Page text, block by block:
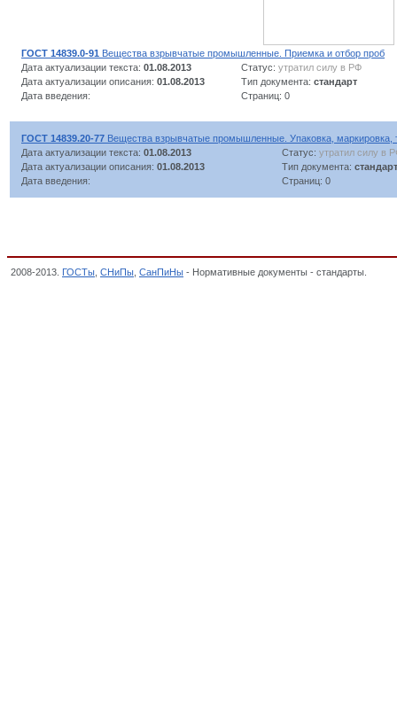
ГОСТ 14839.0-91 Вещества взрывчатые промышленные. Приемка и отбор проб
Дата актуализации текста: 01.08.2013 Статус: утратил силу в РФ
Дата актуализации описания: 01.08.2013 Тип документа: стандарт
Дата введения:
Страниц: 0
ГОСТ 14839.20-77 Вещества взрывчатые промышленные. Упаковка, маркировка,
Дата актуализации текста: 01.08.2013 Статус: утратил силу в
Дата актуализации описания: 01.08.2013 Тип документа: стандарт
Дата введения:
Страниц: 0
2008-2013. ГОСТы СНиПы СанПиНы - Нормативные документы - стандарты.